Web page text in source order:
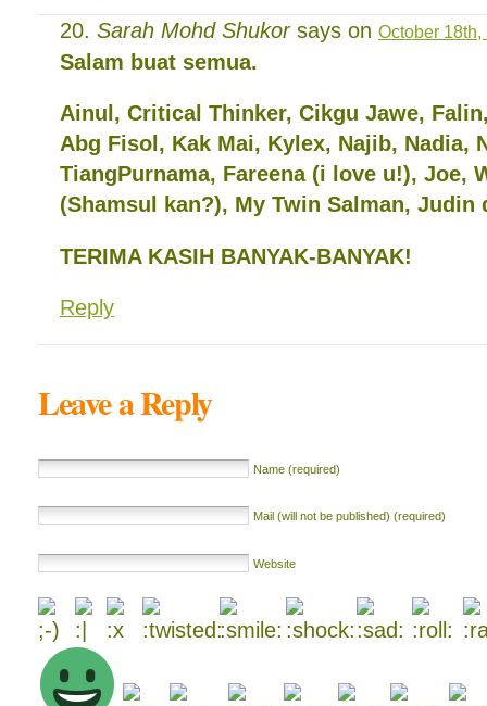
Sarah Mohd Shukorsays on October
Salam buat semua.
Ainul, Critical Thinker, Cikgu Jawe,
Abg Fisol, Kak Mai, Kylex, Najib, Nadia,
TiangPurnama, Fareena (i love u!), Joe,
(Shamsul kan?), My Twin Salman, Judin
TERIMA KASIH BANYAK-BANYAK!
Reply
Leave a Reply
Name (required)
Mail (will not be published) (required)
Website